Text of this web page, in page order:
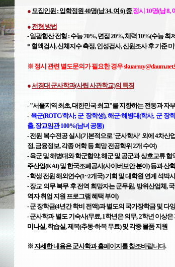
● 모집인원 : 입학정원 40명(남 34, 여 6) 중 정시 10명(남 8,
● 전형 방법
- 일괄합산전형 : 수능 70%, 면접 20%, 체력 10%(수능 최
* 혈액검사, 신체지수 측정, 인성검사, 신원조사 후 기준
※ 정시 관련 별도문의가 필요한 경우
●서경대 군사학과(사립 사관학교)의 특징
- "서울지역 최초, 대한민국 최고"를 지향하는 전통과 자
- 육군(ROTC/학사; 군 장학생), 해군·해병대(학사, 군
출,장교임관 100%(남녀 공통)
- 전원 복수전공 실시(기본적으로 '군사학사' 외에 4차산
정, 금융정보, 각종 어학 등 희망 전공학위 2개 수여)
- 육군 및 해병대와 학군협약, 해군 및 공군과 상호교류 협
주산업(KAI) 및 한국조폐공사(사이버보안 분야) 등과 산
- 학생 전원 해외연수(1~2개국) 기회 및 대학원 연계 석박
- 장교 의무 복무 후 전역 희망자는 군무원, 방위산업체,
역자취업 지원 프로그램 혜택 부여)
- 군 장학금(4년간 학비 전액)과 별도의 국가장학금 및 다
-군사학과 별도 기숙사(무료, 1학년은 의무, 2학년 이상
미나실, 학습실, 제복(추동·하복 무료) 및 각종 물품 지원
※자세한 내용은 군사학과 홈페이지를 참조바랍니다.